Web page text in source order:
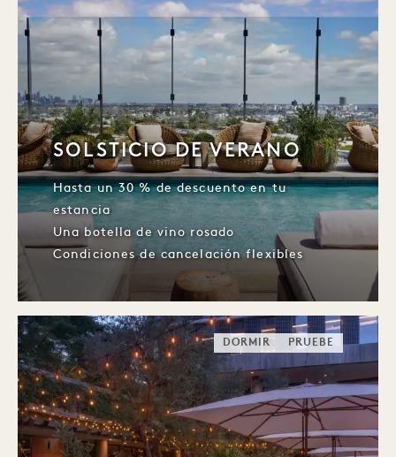
SOLSTICIO DE VERANO
Hasta un 30 % de descuento en tu
estancia
Una botella de vino rosado
Condiciones de cancelación flexibles
DORMIR PRUEBE